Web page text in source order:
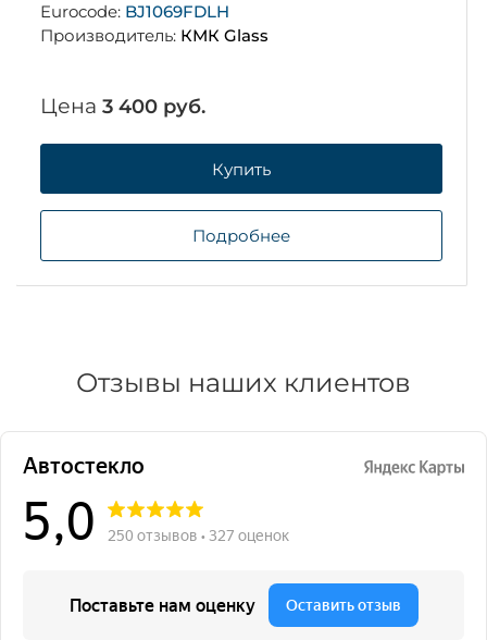
Eurocode: BJ1069FDLH
Производитель: КМК Glass
Цена 3 400 руб.
Купить
Подробнее
Отзывы наших клиентов